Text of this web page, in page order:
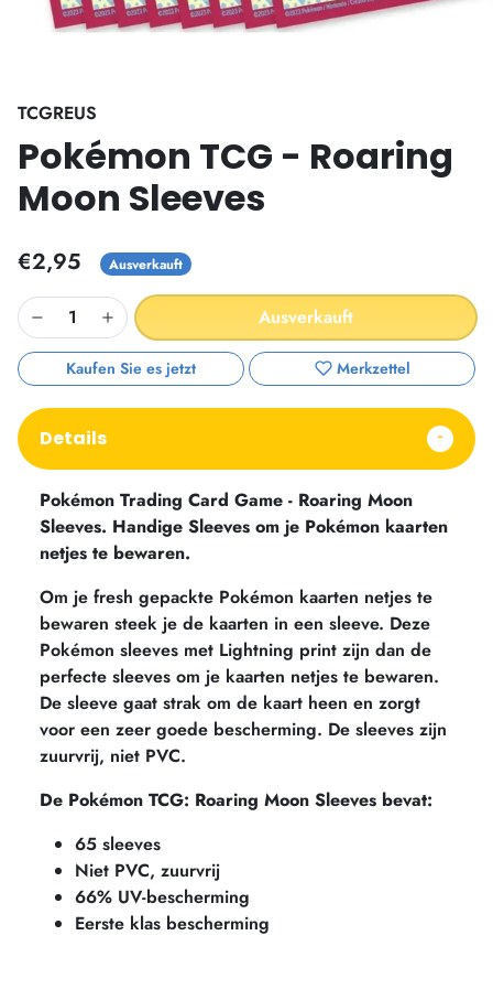
TCGREUS
Pokémon TCG - Roaring
Moon Sleeves
€2,95 Ausverkauft
Ausverkauft
Kaufen Sie es jetzt Merkzettel
Details
Pokémon Trading Card Game - Roaring Moon
Sleeves. Handige Sleeves om je Pokémon kaarten
netjes te bewaren.
Om je fresh gepackte Pokémon kaarten netjes te
bewaren steek je de kaarten in een sleeve. Deze
Pokémon sleeves met Lightning print zijn dan de
perfecte sleeves om je kaarten netjes te bewaren.
De sleeve gaat strak om de kaart heen en zorgt
voor een zeer goede bescherming. De sleeves zijn
zuurvrij, niet PVC.
De Pokémon TCG: Roaring Moon Sleeves bevat:
65 sleeves
Niet PVC, zuurvrij
66% UV-bescherming
Eerste klas bescherming